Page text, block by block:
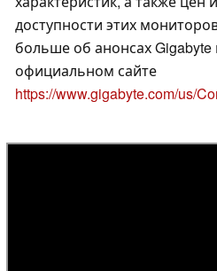
доступности этих
больше об анонсах Gigabyte
официальном сайте
https://www.gigabyte.com/us/